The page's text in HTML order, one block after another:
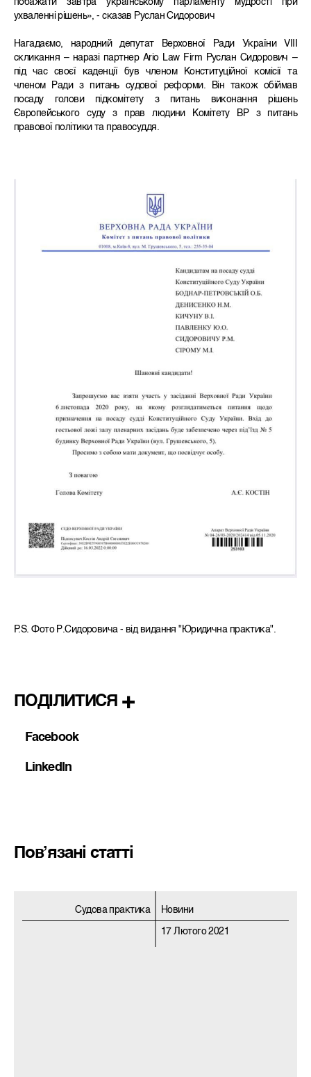
ухваленні рішень», - сказав Руслан Сидорович
Нагадаємо, народний депутат Верховної Ради України VIII
скликання – наразі партнер Ario Law Firm Руслан Сидорович –
під час своєї каденції був членом Конституційної комісії та
членом Ради з питань судової реформи. Він також обіймав
посаду голови підкомітету з питань виконання рішень
Європейського суду з прав людини Комітету ВР з питань
правової політики та правосуддя.
P.S. Фото Р.Сидоровича - від видання "Юридична практика".
ПОДІЛИТИСЯ
Facebook
LinkedIn
Пов’язані статті
Судова практика Новини
17 Лютого 2021